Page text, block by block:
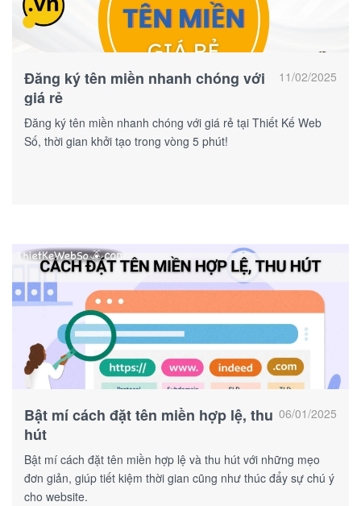
11/02/2025
Đăng ký tên miền nhanh chóng với
giá rẻ
Đăng ký tên miền nhanh chóng với giá rẻ tại Thiết Kế Web
Số, thời gian khởi tạo trong vòng 5 phút!
06/01/2025
Bật mí cách đặt tên miền hợp lệ, thu
hút
Bật mí cách đặt tên miền hợp lệ và thu hút với những mẹo
đơn giản, giúp tiết kiệm thời gian cũng như thúc đẩy sự chú ý
cho website.